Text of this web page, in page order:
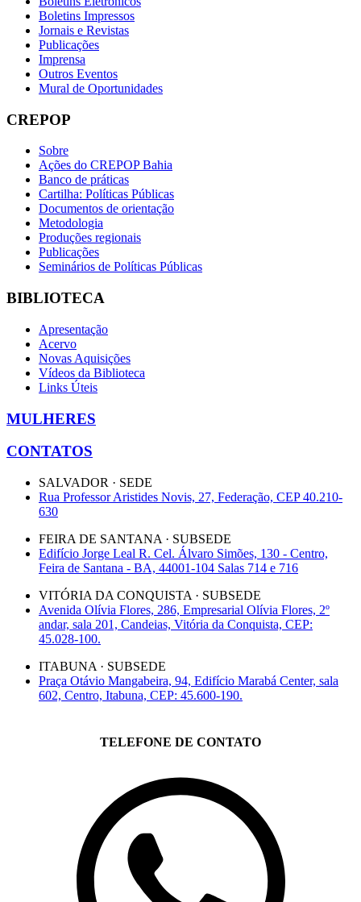
Boletins Impressos
Jornais e Revistas
Publicações
Imprensa
Outros Eventos
Mural de Oportunidades
CREPOP
Sobre
Ações do CREPOP Bahia
Banco de práticas
Cartilha: Políticas Públicas
Documentos de orientação
Metodologia
Produções regionais
Publicações
Seminários de Políticas Públicas
BIBLIOTECA
Apresentação
Acervo
Novas Aquisições
Vídeos da Biblioteca
Links Úteis
MULHERES
CONTATOS
SALVADOR · SEDE
Rua Professor Aristides Novis, 27, Federação, CEP 40.210-
630
FEIRA DE SANTANA · SUBSEDE
Edifício Jorge Leal R. Cel. Álvaro Simões, 130 - Centro,
Feira de Santana - BA, 44001-104 Salas 714 e 716
VITÓRIA DA CONQUISTA · SUBSEDE
Avenida Olívia Flores, 286, Empresarial Olívia Flores, 2º
andar, sala 201, Candeias, Vitória da Conquista, CEP:
45.028-100.
ITABUNA · SUBSEDE
Praça Otávio Mangabeira, 94, Edifício Marabá Center, sala
602, Centro, Itabuna, CEP: 45.600-190.
TELEFONE DE CONTATO